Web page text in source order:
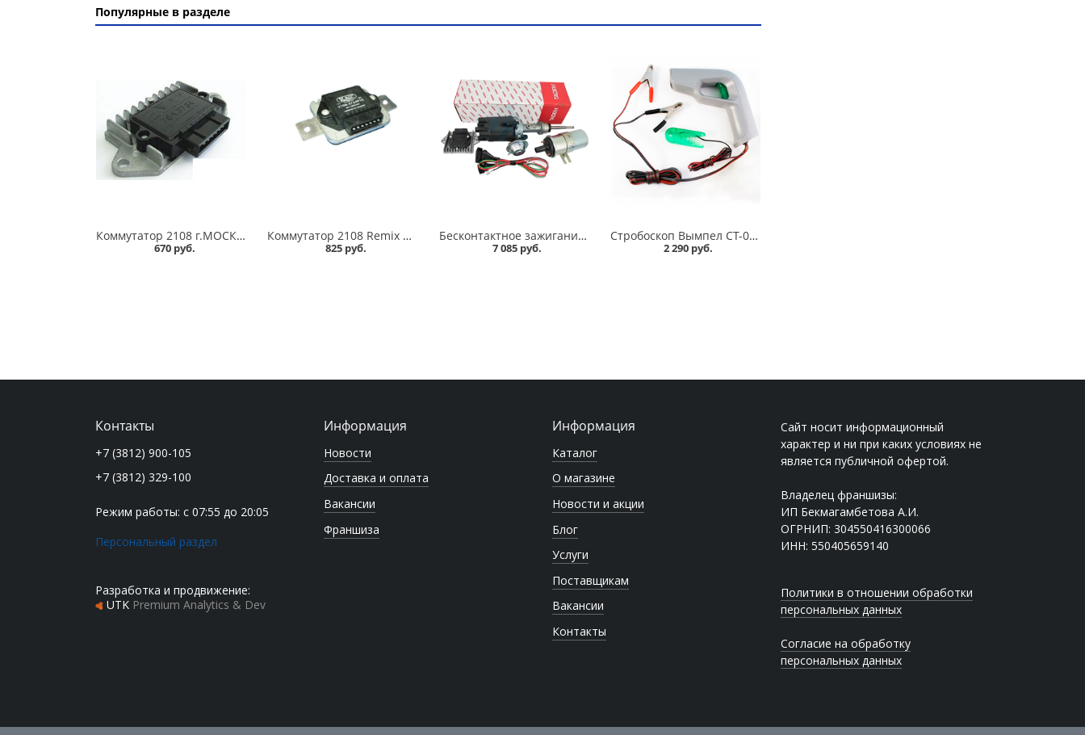
Популярные в разделе
Коммутатор 2108 г.МОСКВА в Омске
670 руб.
Коммутатор 2108 Remix в Омске
825 руб.
Бесконтактное зажигание 2103, комплект МЗАТЭ в Омске
7 085 руб.
Стробоскоп Вымпел СТ-01 в Омске
2 290 руб.
Информация
Новости
Доставка и оплата
Вакансии
Франшиза
Информация
Каталог
О магазине
Новости и акции
Блог
Услуги
Поставщикам
Вакансии
Контакты
Сайт носит информационный
характер и ни при каких условиях не
является публичной офертой.
Владелец франшизы:
ИП Бекмагамбетова А.И.
ОГРНИП: 304550416300066
ИНН: 550405659140
Политики в отношении обработки
персональных данных
Согласие на обработку
персональных данных
Контакты
+7 (3812) 900-105
+7 (3812) 329-100
Режим работы: с 07:55 до 20:05
Персональный раздел
Разработка и продвижение:
UTK Premium Analytics & Dev